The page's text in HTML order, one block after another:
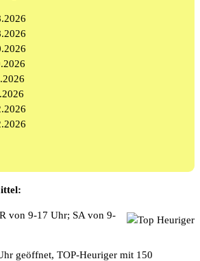
von 9-17 Uhr; SA von 9-
geöffnet, TOP-Heuriger mit 150